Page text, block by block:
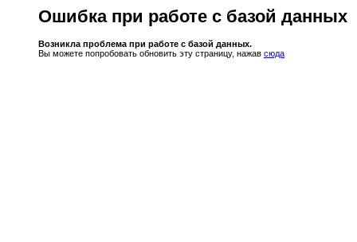
Ошибка при работе с базой данных
Возникла проблема при работе с базой данных.
Вы можете попробовать обновить эту страницу, нажав сюда